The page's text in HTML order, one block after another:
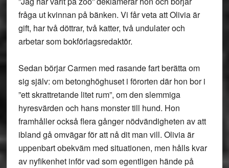
fråga ut kvinnan på bänken. Vi får veta att Olivia är
gift, har två döttrar, två katter, två undulater och
arbetar som bokförlagsredaktör.
Sedan börjar Carmen med rasande fart berätta om
sig själv: om betonghöghuset i förorten där hon bor i
”ett skrattretande litet rum”, om den slemmiga
hyresvärden och hans monster till hund. Hon
framhåller också flera gånger nödvändigheten av att
ibland gå omvägar för att nå dit man vill. Olivia är
uppenbart obekväm med situationen, men hålls kvar
av nyfikenhet inför vad som egentligen hände på